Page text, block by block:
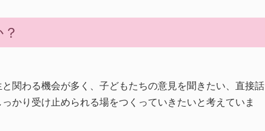
関わる機会が多く、子どもたちの意見を聞きたい、直接話
かり受け止められる場をつくっていきたいと考えていま